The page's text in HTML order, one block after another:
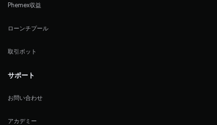
Phemex収益
ローンチプール
取引ボット
サポート
お問い合わせ
アカデミー